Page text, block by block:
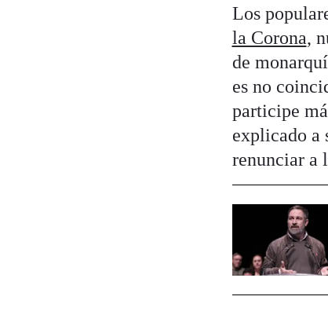
Los
la Corona,
de
es no
participe
explicado a
renunciar a